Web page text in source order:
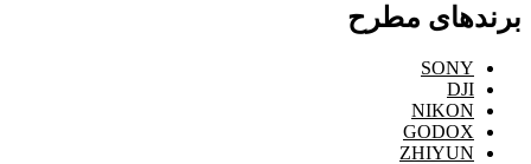
برندهای مطرح
SONY
DJI
NIKON
GODOX
ZHIYUN